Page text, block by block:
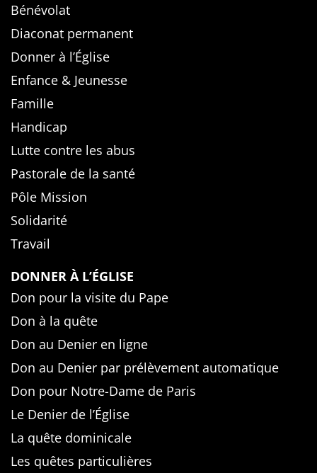
Bénévolat
Diaconat permanent
Donner à l’Église
Enfance & Jeunesse
Famille
Handicap
Lutte contre les abus
Pastorale de la santé
Pôle Mission
Solidarité
Travail
DONNER À L’ÉGLISE
Don pour la visite du Pape
Don à la quête
Don au Denier en ligne
Don au Denier par prélèvement automatique
Don pour Notre-Dame de Paris
Le Denier de l’Église
La quête dominicale
Les quêtes particulières